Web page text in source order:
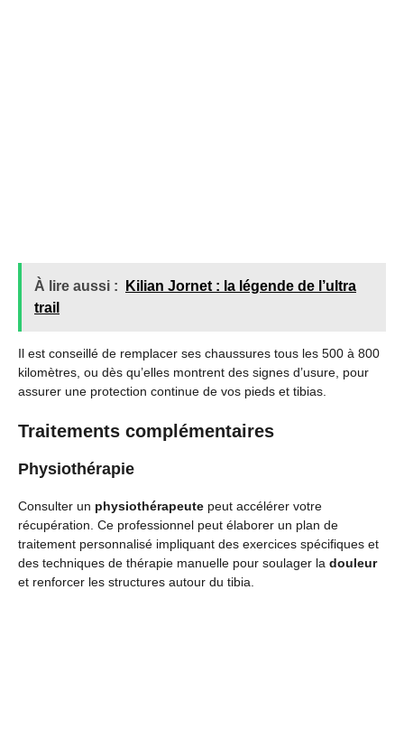
À lire aussi :
Kilian Jornet : la légende de l’ultra
trail
Il est conseillé de remplacer ses chaussures tous les 500 à 800
kilomètres, ou dès qu’elles montrent des signes d’usure, pour
assurer une protection continue de vos pieds et tibias.
Traitements complémentaires
Physiothérapie
Consulter un physiothérapeute peut accélérer votre
récupération. Ce professionnel peut élaborer un plan de
traitement personnalisé impliquant des exercices spécifiques et
des techniques de thérapie manuelle pour soulager la douleur
et renforcer les structures autour du tibia.